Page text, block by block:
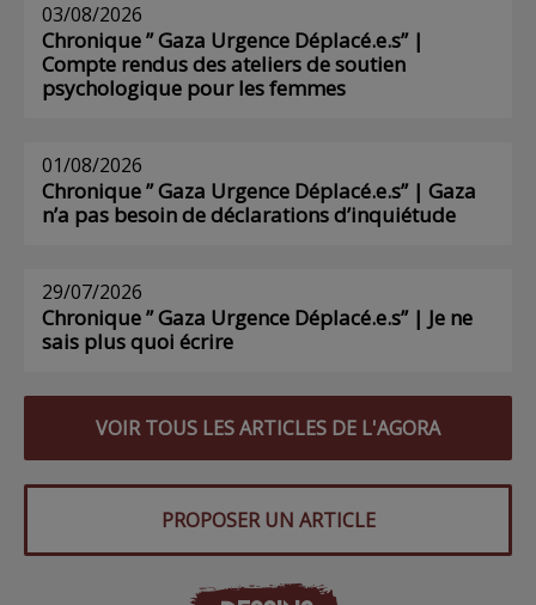
03/08/2026
Chronique ” Gaza Urgence Déplacé.e.s” |
Compte rendus des ateliers de soutien
psychologique pour les femmes
01/08/2026
Chronique ” Gaza Urgence Déplacé.e.s” | Gaza
n’a pas besoin de déclarations d’inquiétude
29/07/2026
Chronique ” Gaza Urgence Déplacé.e.s” | Je ne
sais plus quoi écrire
VOIR TOUS LES ARTICLES DE L'AGORA
PROPOSER UN ARTICLE